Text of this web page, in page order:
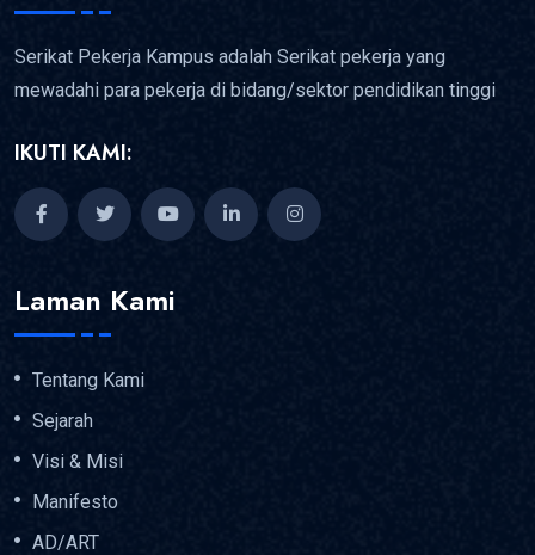
Serikat Pekerja Kampus adalah Serikat pekerja yang
mewadahi para pekerja di bidang/sektor pendidikan tinggi
IKUTI KAMI:
Laman Kami
Tentang Kami
Sejarah
Visi & Misi
Manifesto
AD/ART